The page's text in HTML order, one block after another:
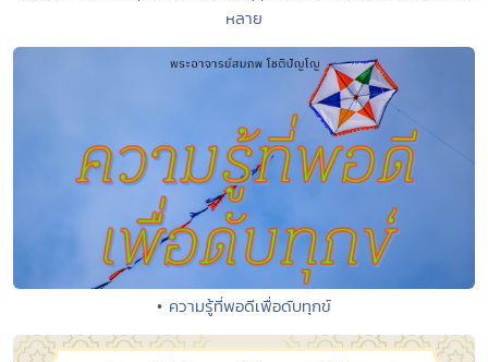
หลาย
• ความรู้ที่พอดีเพื่อดับทุกข์